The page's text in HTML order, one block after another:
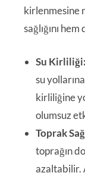
kirlenmesine
sağlığını
Su Kirliliği:
su
kirliliğine
olumsuz
Toprak
toprağın
azaltabilir.